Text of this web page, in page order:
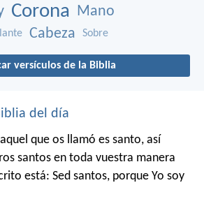
Corona Mano
Cabeza Sobre
versículos de la Biblia
del día
que os llamó es santo, así
santos en toda vuestra manera
está: Sed santos, porque Yo soy